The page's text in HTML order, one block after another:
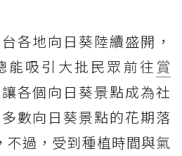
各地向日葵陸續盛開，
能吸引大批民眾前往 賞
各個向日葵景點成為社
數向日葵景點的花期落
不過，受到種植時間與氣